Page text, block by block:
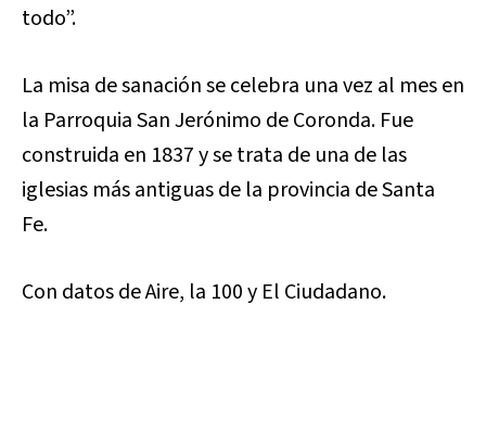
todo”.
La misa de sanación se celebra una vez al mes en
la Parroquia San Jerónimo de Coronda. Fue
construida en 1837 y se trata de una de las
iglesias más antiguas de la provincia de Santa
Fe.
Con datos de Aire, la 100 y El Ciudadano.